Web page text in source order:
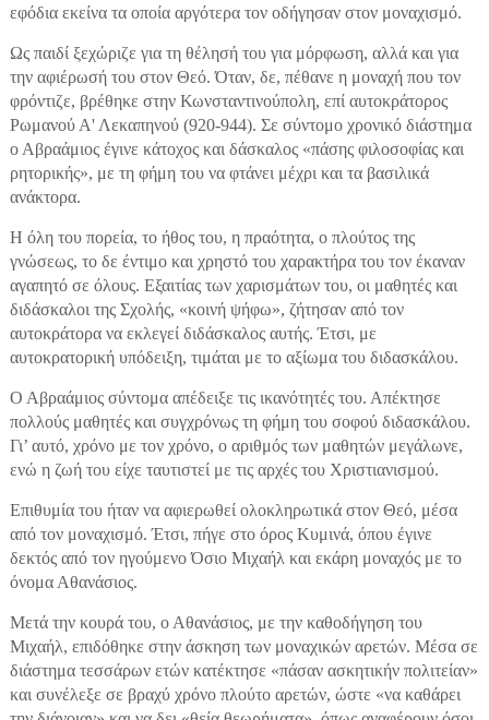
εφόδια εκείνα τα οποία αργότερα τον οδήγησαν στον μοναχισμό.
Ως παιδί ξεχώριζε για τη θέλησή του για μόρφωση, αλλά και για
την αφιέρωσή του στον Θεό. Όταν, δε, πέθανε η μοναχή που τον
φρόντιζε, βρέθηκε στην Κωνσταντινούπολη, επί αυτοκράτορος
Ρωμανού Α' Λεκαπηνού (920-944). Σε σύντομο χρονικό διάστημα
ο Αβραάμιος έγινε κάτοχος και δάσκαλος «πάσης φιλοσοφίας και
ρητορικής», με τη φήμη του να φτάνει μέχρι και τα βασιλικά
ανάκτορα.
Η όλη του πορεία, το ήθος του, η πραότητα, ο πλούτος της
γνώσεως, το δε έντιμο και χρηστό του χαρακτήρα του τον έκαναν
αγαπητό σε όλους. Εξαιτίας των χαρισμάτων του, οι μαθητές και
διδάσκαλοι της Σχολής, «κοινή ψήφω», ζήτησαν από τον
αυτοκράτορα να εκλεγεί διδάσκαλος αυτής. Έτσι, με
αυτοκρατορική υπόδειξη, τιμάται με το αξίωμα του διδασκάλου.
Ο Αβραάμιος σύντομα απέδειξε τις ικανότητές του. Απέκτησε
πολλούς μαθητές και συγχρόνως τη φήμη του σοφού διδασκάλου.
Γι’ αυτό, χρόνο με τον χρόνο, ο αριθμός των μαθητών μεγάλωνε,
ενώ η ζωή του είχε ταυτιστεί με τις αρχές του Χριστιανισμού.
Επιθυμία του ήταν να αφιερωθεί ολοκληρωτικά στον Θεό, μέσα
από τον μοναχισμό. Έτσι, πήγε στο όρος Κυμινά, όπου έγινε
δεκτός από τον ηγούμενο Όσιο Μιχαήλ και εκάρη μοναχός με το
όνομα Αθανάσιος.
Μετά την κουρά του, ο Αθανάσιος, με την καθοδήγηση του
Μιχαήλ, επιδόθηκε στην άσκηση των μοναχικών αρετών. Μέσα σε
διάστημα τεσσάρων ετών κατέκτησε «πάσαν ασκητικήν πολιτείαν»
και συνέλεξε σε βραχύ χρόνο πλούτο αρετών, ώστε «να καθάρει